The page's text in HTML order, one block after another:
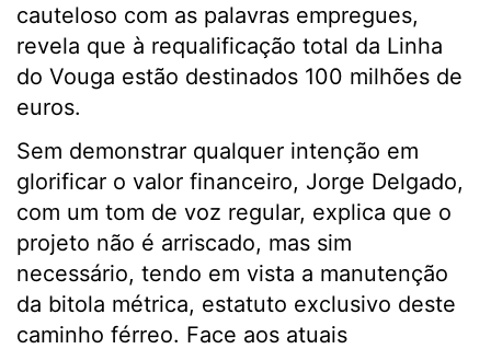
cauteloso com as palavras empregues,
revela que à requalificação total da Linha
do Vouga estão destinados 100 milhões de
euros.
Sem demonstrar qualquer intenção em
glorificar o valor financeiro, Jorge Delgado,
com um tom de voz regular, explica que o
projeto não é arriscado, mas sim
necessário, tendo em vista a manutenção
da bitola métrica, estatuto exclusivo deste
caminho férreo. Face aos atuais